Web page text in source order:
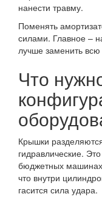
нанести травму.
Поменять
силами. Главное –
лучше заменить
Что
Крышки
гидравлические.
бюджетных машинах.
что внутри
гасится сила удара.